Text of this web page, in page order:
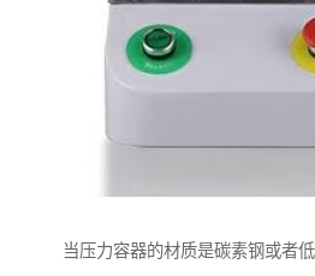
当压力容器的材质是碳素钢或者